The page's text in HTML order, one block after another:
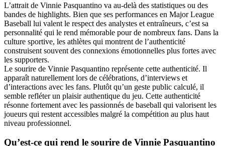
L’attrait de Vinnie Pasquantino va au-delà des statistiques ou des
bandes de highlights. Bien que ses performances en Major League
Baseball lui valent le respect des analystes et entraîneurs, c’est sa
personnalité qui le rend mémorable pour de nombreux fans. Dans la
culture sportive, les athlètes qui montrent de l’authenticité
construisent souvent des connexions émotionnelles plus fortes avec
les supporters.
Le sourire de Vinnie Pasquantino représente cette authenticité. Il
apparaît naturellement lors de célébrations, d’interviews et
d’interactions avec les fans. Plutôt qu’un geste public calculé, il
semble refléter un plaisir authentique du jeu. Cette authenticité
résonne fortement avec les passionnés de baseball qui valorisent les
joueurs qui restent accessibles malgré la compétition au plus haut
niveau professionnel.
Qu’est-ce qui rend le sourire de Vinnie Pasquantino